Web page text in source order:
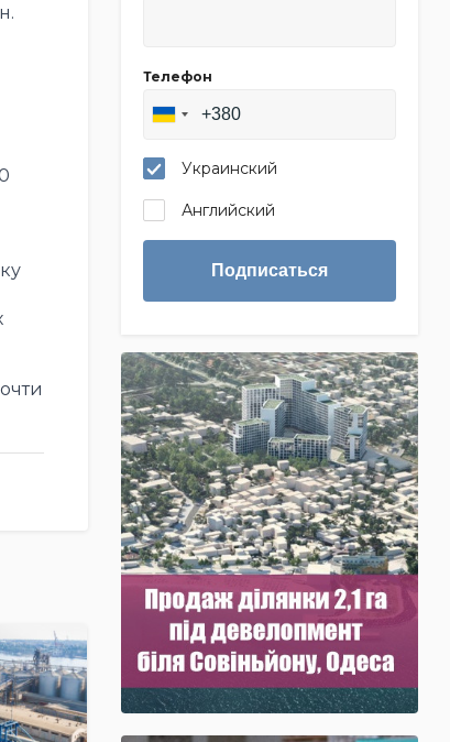
Телефон
Украинский
Английский
Подписаться